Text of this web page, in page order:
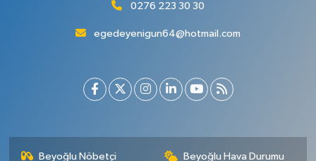
0276 223 30 30
egedeyenigun64@hotmail.com
Beyoğlu Nöbetçi Beyoğlu Hava Durumu